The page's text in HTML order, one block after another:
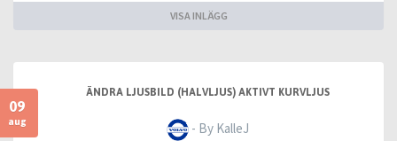
VISA INLÄGG
09
aug
ÄNDRA LJUSBILD (HALVLJUS) AKTIVT KURVLJUS
- By KalleJ